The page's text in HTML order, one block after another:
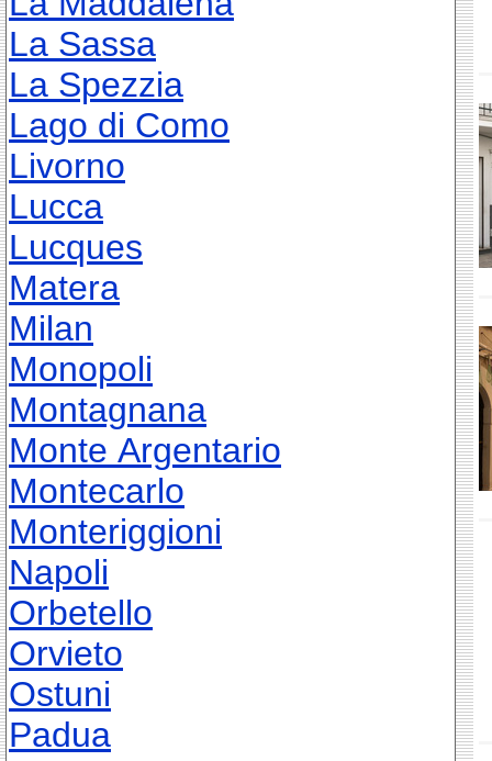
La Sassa
La Spezzia
Lago di Como
Livorno
Lucca
Lucques
Matera
Milan
Monopoli
Montagnana
Monte Argentario
Montecarlo
Monteriggioni
Napoli
Orbetello
Orvieto
Ostuni
Padua